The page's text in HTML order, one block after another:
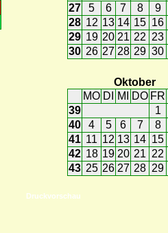
27
5 6 7 8
9
28 12 13 14 15 16
29 19 20 21 22 23
30 26 27 28 29 30
Oktober
MO DI MI DO FR
39
1
40
4 5 6 7
8
41 11 12 13 14 15
42 18 19 20 21 22
43 25 26 27 28 29
Druckvorschau